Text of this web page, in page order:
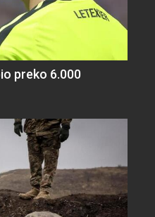
preko 6.000